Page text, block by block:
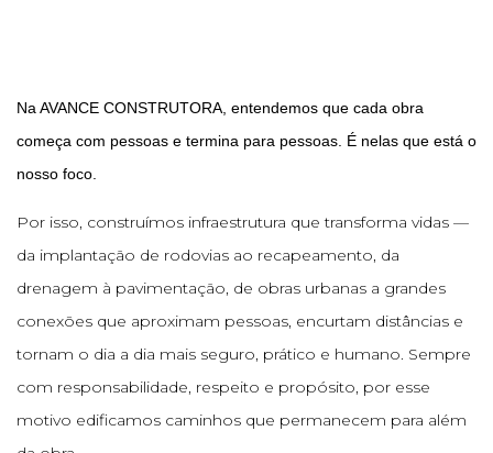
Na AVANCE CONSTRUTORA, entendemos que cada obra
começa com pessoas e termina para pessoas. É nelas que está o
nosso foco.
Por isso, construímos infraestrutura que transforma vidas —
da implantação de rodovias ao recapeamento, da
drenagem à pavimentação, de obras urbanas a grandes
conexões que aproximam pessoas, encurtam distâncias e
tornam o dia a dia mais seguro, prático e humano. Sempre
com responsabilidade, respeito e propósito, por esse
motivo edificamos caminhos que permanecem para além